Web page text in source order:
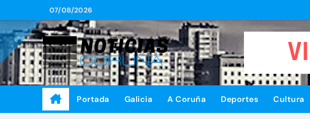
al
contenido
07/08/2026
Portada Galicia A Coruña Deportes Cultura